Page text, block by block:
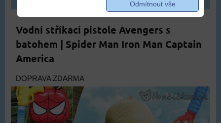
Vodní stříkací pistole Avengers s
batohem | Spider Man Iron Man Captain
America
DOPRAVA ZDARMA
Odmítnout vše